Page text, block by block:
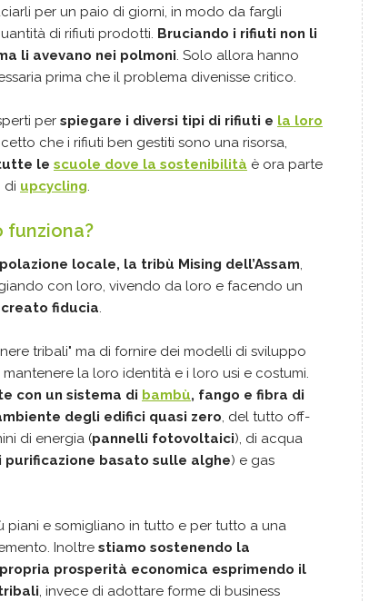
per un paio di giorni, in modo da fargli
di rifiuti prodotti. Bruciando i rifiuti non li
li avevano nei polmoni. Solo allora hanno
prima che il problema divenisse critico.
per spiegare i diversi tipi di rifiuti e la loro
che i rifiuti ben gestiti sono una risorsa,
le scuole dove la sostenibilità è ora parte
di upcycling.
funziona?
locale, la tribù Mising dell’Assam,
con loro, vivendo da loro e facendo un
fiducia.
tribali" ma di fornire dei modelli di sviluppo
la loro identità e i loro usi e costumi.
con un sistema di bambù, fango e fibra di
degli edifici quasi zero, del tutto off-
di energia (pannelli fotovoltaici), di acqua
basato sulle alghe) e gas
piani e somigliano in tutto e per tutto a una
Inoltre stiamo sostenendo la
prosperità economica esprimendo il
, invece di adottare forme di business